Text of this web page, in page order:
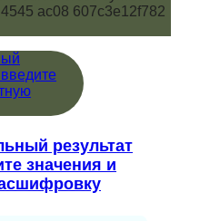
результат
значения и